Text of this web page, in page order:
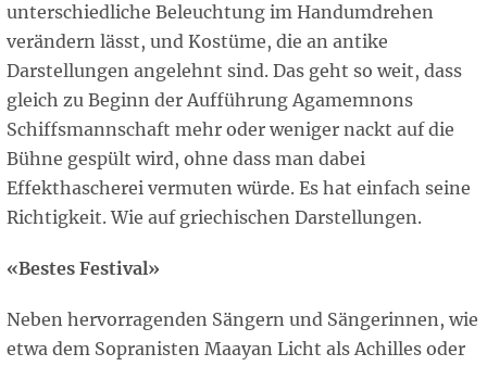
unterschiedliche Beleuchtung im Handumdrehen
verändern lässt, und Kostüme, die an antike
Darstellungen angelehnt sind. Das geht so weit, dass
gleich zu Beginn der Aufführung Agamemnons
Schiffsmannschaft mehr oder weniger nackt auf die
Bühne gespült wird, ohne dass man dabei
Effekthascherei vermuten würde. Es hat einfach seine
Richtigkeit. Wie auf griechischen Darstellungen.
«Bestes Festival»
Neben hervorragenden Sängern und Sängerinnen, wie
etwa dem Sopranisten Maayan Licht als Achilles oder